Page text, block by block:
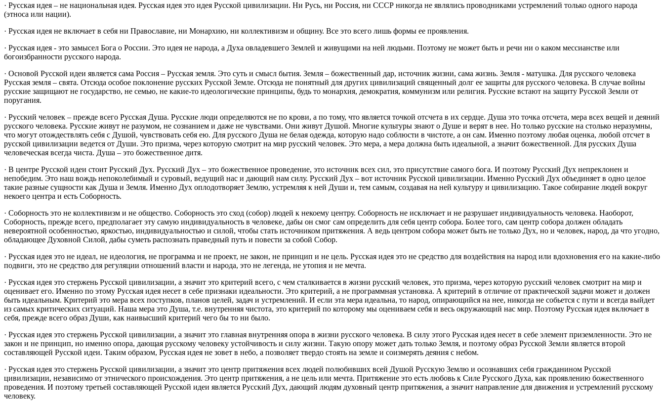
· Русская идея – не национальная идея. Русская идея это идея Русской цивилизации. Ни Русь, ни Россия, ни СССР никогда не являлись проводниками устремлений только одного народа
(этноса или нации).
· Русская идея не включает в себя ни Православие, ни Монархию, ни коллективизм и общину. Все это всего лишь формы ее проявления.
· Русская идея - это замысел Бога о России. Это идея не народа, а Духа овладевшего Землей и живущими на ней людьми. Поэтому не может быть и речи ни о каком мессианстве или
богоизбранности русского народа.
· Основой Русской идеи является сама Россия – Русская земля. Это суть и смысл бытия. Земля – божественный дар, источник жизни, сама жизнь. Земля - матушка. Для русского человека
Русская земля – свята. Отсюда особое поклонение русских Русской Земле. Отсюда не понятный для других цивилизаций священный долг ее защиты для русского человека. В случае войны
русские защищают не государство, не семью, не какие-то идеологические принципы, будь то монархия, демократия, коммунизм или религия. Русские встают на защиту Русской Земли от
поругания.
· Русский человек – прежде всего Русская Душа. Русские люди определяются не по крови, а по тому, что является точкой отсчета в их сердце. Душа это точка отсчета, мера всех вещей и деяний
русского человека. Русские живут не разумом, не сознанием и даже не чувствами. Они живут Душой. Многие культуры знают о Душе и верят в нее. Но только русские на столько неразумны,
что могут отождествлять себя с Душой, чувствовать себя ею. Для русского Душа не белая одежда, которую надо соблюсти в чистоте, а он сам. Именно поэтому любая оценка, любой отсчет в
русской цивилизации ведется от Души. Это призма, через которую смотрит на мир русский человек. Это мера, а мера должна быть идеальной, а значит божественной. Для русских Душа
человеческая всегда чиста. Душа – это божественное дитя.
· В центре Русской идеи стоит Русский Дух. Русский Дух – это божественное проведение, это источник всех сил, это присутствие самого бога. И поэтому Русский Дух непреклонен и
непобедим. Это наш вождь непоколебимый и суровый, ведущий нас и дающий нам силу. Русский Дух – вот источник Русской цивилизации. Именно Русский Дух объединяет в одно целое
такие разные сущности как Душа и Земля. Именно Дух оплодотворяет Землю, устремляя к ней Души и, тем самым, создавая на ней культуру и цивилизацию. Такое собирание людей вокруг
некоего центра и есть Соборность.
· Соборность это не коллективизм и не общество. Соборность это сход (собор) людей к некоему центру. Соборность не исключает и не разрушает индивидуальность человека. Наоборот,
Соборность, прежде всего, предполагает эту самую индивидуальность в человеке, дабы он смог сам определить для себя центр собора. Более того, сам центр собора должен обладать
невероятной особенностью, яркостью, индивидуальностью и силой, чтобы стать источником притяжения. А ведь центром собора может быть не только Дух, но и человек, народ, да что угодно,
обладающее Духовной Силой, дабы суметь распознать праведный путь и повести за собой Собор.
· Русская идея это не идеал, не идеология, не программа и не проект, не закон, не принцип и не цель. Русская идея это не средство для воздействия на народ или вдохновения его на какие-либо
подвиги, это не средство для регуляции отношений власти и народа, это не легенда, не утопия и не мечта.
· Русская идея это стержень Русской цивилизации, а значит это критерий всего, с чем сталкивается в жизни русский человек, это призма, через которую русский человек смотрит на мир и
оценивает его. Именно по этому Русская идея несет в себе признаки идеальности. Это критерий, а не программная установка. А критерий в отличие от практической задачи может и должен
быть идеальным. Критерий это мера всех поступков, планов целей, задач и устремлений. И если эта мера идеальна, то народ, опирающийся на нее, никогда не собьется с пути и всегда выйдет
из самых критических ситуаций. Наша мера это Душа, т.е. внутренняя чистота, это критерий по которому мы оцениваем себя и весь окружающий нас мир. Поэтому Русская идея включает в
себя, прежде всего образ Души, как наивысший критерий чего бы то ни было.
· Русская идея это стержень Русской цивилизации, а значит это главная внутренняя опора в жизни русского человека. В силу этого Русская идея несет в себе элемент приземленности. Это не
закон и не принцип, но именно опора, дающая русскому человеку устойчивость и силу жизни. Такую опору может дать только Земля, и поэтому образ Русской Земли является второй
составляющей Русской идеи. Таким образом, Русская идея не зовет в небо, а позволяет твердо стоять на земле и соизмерять деяния с небом.
· Русская идея это стержень Русской цивилизации, а значит это центр притяжения всех людей полюбивших всей Душой Русскую Землю и осознавших себя гражданином Русской
цивилизации, независимо от этнического происхождения. Это центр притяжения, а не цель или мечта. Притяжение это есть любовь к Силе Русского Духа, как проявлению божественного
проведения. И поэтому третьей составляющей Русской идеи является Русский Дух, дающий людям духовный центр притяжения, а значит направление для движения и устремлений русскому
человеку.